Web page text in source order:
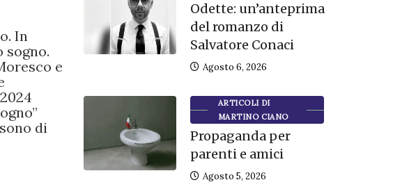
In
sogno.
e
di
Odette: un’anteprima
del romanzo di
Salvatore Conaci
Agosto 6, 2026
ARTICOLI DI
MARTINO CIANO
Propaganda per
parenti e amici
Agosto 5, 2026